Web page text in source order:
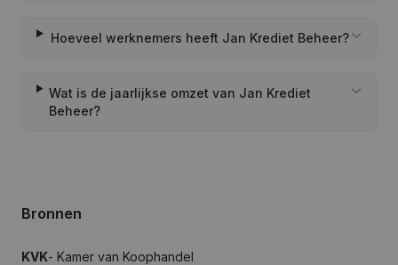
Hoeveel werknemers heeft Jan Krediet Beheer?
Wat is de jaarlijkse omzet van Jan Krediet
Beheer?
Bronnen
KVK- Kamer van Koophandel